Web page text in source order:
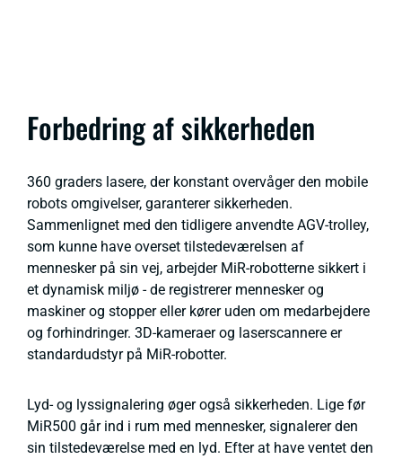
Forbedring af sikkerheden
360 graders lasere, der konstant overvåger den mobile
robots omgivelser, garanterer sikkerheden.
Sammenlignet med den tidligere anvendte AGV-trolley,
som kunne have overset tilstedeværelsen af
mennesker på sin vej, arbejder MiR-robotterne sikkert i
et dynamisk miljø - de registrerer mennesker og
maskiner og stopper eller kører uden om medarbejdere
og forhindringer. 3D-kameraer og laserscannere er
standardudstyr på MiR-robotter.
Lyd- og lyssignalering øger også sikkerheden. Lige før
MiR500 går ind i rum med mennesker, signalerer den
sin tilstedeværelse med en lyd. Efter at have ventet den